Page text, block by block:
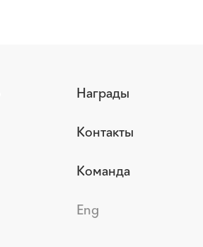
Награды
Контакты
Команда
Eng